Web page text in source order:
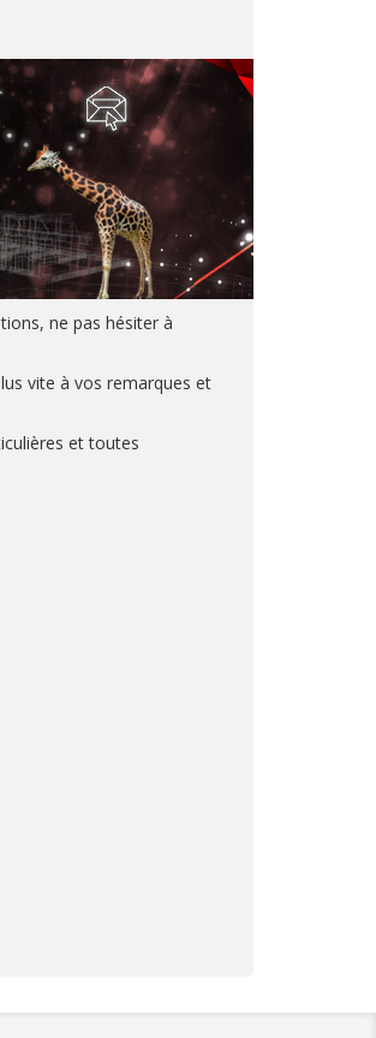
ne pas hésiter à
vite à vos remarques et
et toutes